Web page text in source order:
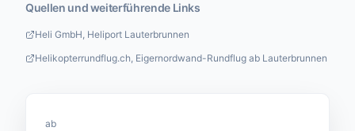
Quellen und weiterführende Links
Heli GmbH, Heliport Lauterbrunnen
Helikopterrundflug.ch, Eigernordwand-Rundflug ab Lauterbrunnen
ab